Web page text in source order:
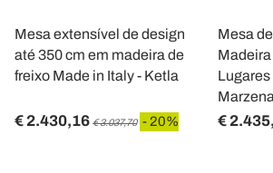
Mesa extensível de design
até 350 cm em madeira de
freixo Made in Italy - Ketla
€ 2.430,16 € 3.037,70 - 20%
Mesa
Lugares
Marzena
€